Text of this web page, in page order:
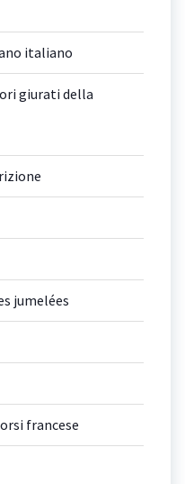
italiano
giurati della
jumelées
francese